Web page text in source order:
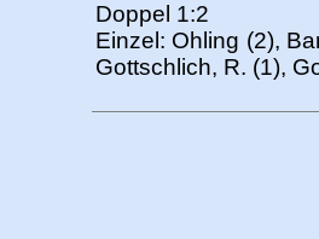
Doppel 1:2
Einzel: Ohling (2),
Gottschlich, R. (1),